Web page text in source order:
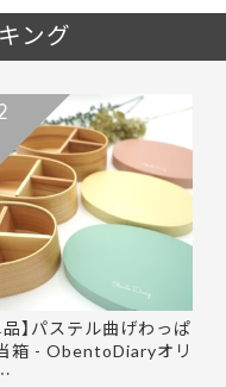
ング
品】パステル曲げわっぱ
箱 - ObentoDiaryオリ